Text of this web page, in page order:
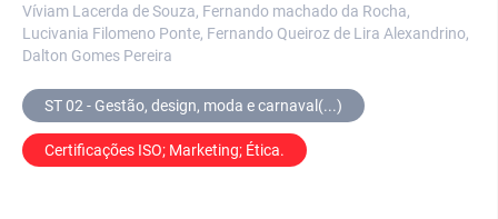
Víviam Lacerda de Souza, Fernando machado da Rocha,
Lucivania Filomeno Ponte, Fernando Queiroz de Lira Alexandrino,
Dalton Gomes Pereira
ST 02 - Gestão, design, moda e carnaval(...)
Certificações ISO; Marketing; Ética.